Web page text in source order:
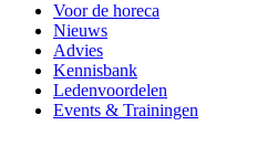
Voor de horeca
Nieuws
Advies
Kennisbank
Ledenvoordelen
Events & Trainingen